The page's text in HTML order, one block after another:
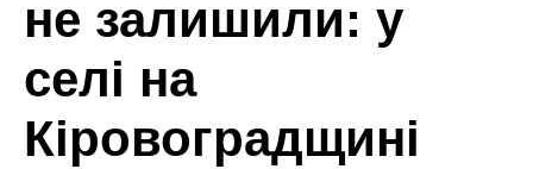
не залишили: у
селі на
Кіровоградщині